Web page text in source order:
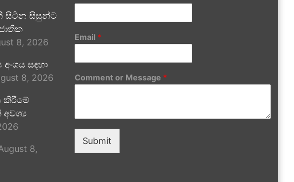
සිටින සිසුන්ට
8, 2026
සඳහා
8, 2026
කිරීමේ
8,
Email *
Comment or Message *
Submit